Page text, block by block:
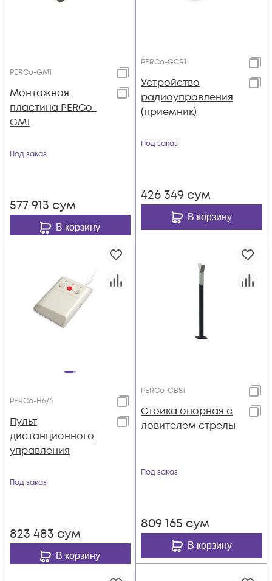
PERCo-GM1
Монтажная
пластина PERCo-
GM1
Под заказ
577 913 сум
В корзину
PERCo-GCR1
Устройство
радиоуправления
(приемник)
Под заказ
426 349 сум
В корзину
PERCo-H6/4
Пульт
дистанционного
управления
Под заказ
823 483 сум
В корзину
PERCo-GBS1
Стойка опорная с
ловителем стрелы
Под заказ
809 165 сум
В корзину